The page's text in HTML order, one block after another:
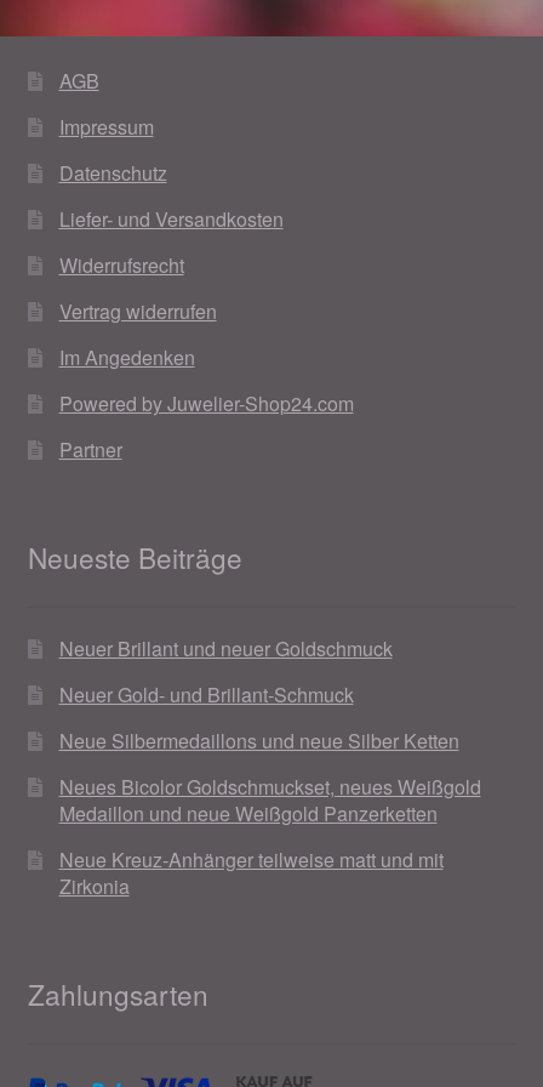
AGB
Impressum
Datenschutz
Liefer- und Versandkosten
Widerrufsrecht
Vertrag widerrufen
Im Angedenken
Powered by Juwelier-Shop24.com
Partner
Neueste Beiträge
Neuer Brillant und neuer Goldschmuck
Neuer Gold- und Brillant-Schmuck
Neue Silbermedaillons und neue Silber Ketten
Neues Bicolor Goldschmuckset, neues Weißgold
Medaillon und neue Weißgold Panzerketten
Neue Kreuz-Anhänger teilweise matt und mit
Zirkonia
Zahlungsarten